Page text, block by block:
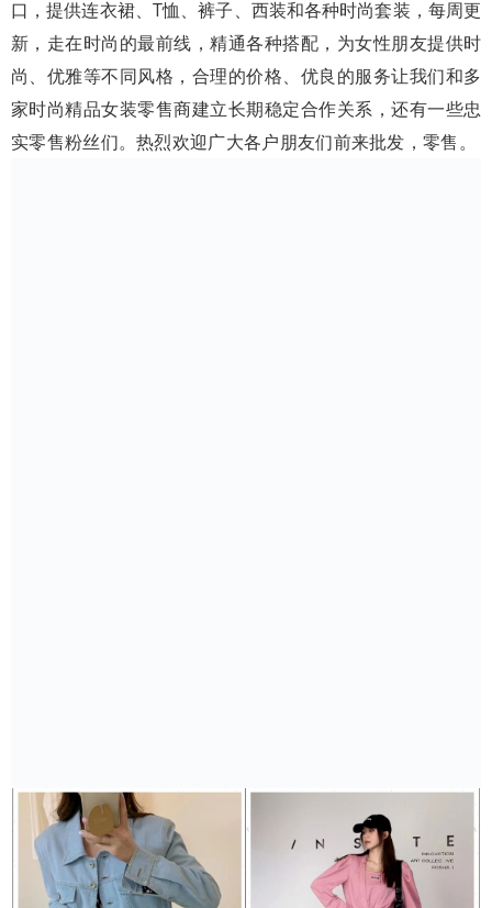
口，提供连衣裙、T恤、裤子、西装和各种时尚套装，每周更
新，走在时尚的最前线，精通各种搭配，为女性朋友提供时
尚、优雅等不同风格，合理的价格、优良的服务让我们和多
家时尚精品女装零售商建立长期稳定合作关系，还有一些忠
实零售粉丝们。热烈欢迎广大各户朋友们前来批发，零售。